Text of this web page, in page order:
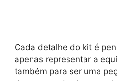
Cada detalhe do kit é
apenas representar a
também para ser uma